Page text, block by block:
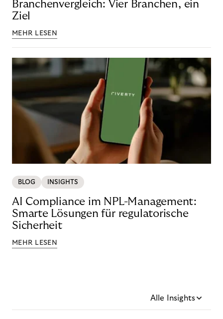
Branchenvergleich: Vier Branchen, ein
Ziel
MEHR LESEN
BLOG INSIGHTS
AI Compliance im NPL-Management:
Smarte Lösungen für regulatorische
Sicherheit
MEHR LESEN
Alle Insights